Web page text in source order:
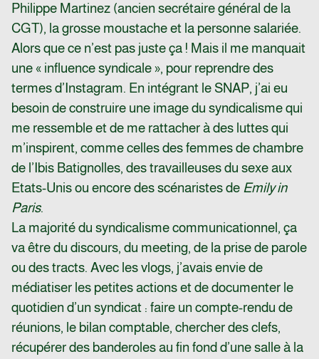
Philippe Martinez (ancien secrétaire général de la
CGT), la grosse moustache et la personne salariée.
Alors que ce n’est pas juste ça ! Mais il me manquait
une « influence syndicale », pour reprendre des
termes d’Instagram. En intégrant le SNAP, j’ai eu
besoin de construire une image du syndicalisme qui
me ressemble et de me rattacher à des luttes qui
m’inspirent, comme celles des femmes de chambre
de l’Ibis Batignolles, des travailleuses du sexe aux
Etats-Unis ou encore des scénaristes de Emily in
Paris.
La majorité du syndicalisme communicationnel, ça
va être du discours, du meeting, de la prise de parole
ou des tracts. Avec les vlogs, j’avais envie de
médiatiser les petites actions et de documenter le
quotidien d’un syndicat : faire un compte-rendu de
réunions, le bilan comptable, chercher des clefs,
récupérer des banderoles au fin fond d’une salle à la